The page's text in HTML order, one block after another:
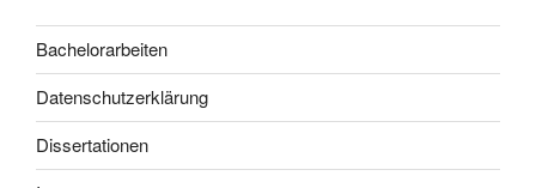
Bachelorarbeiten
Datenschutzerklärung
Dissertationen